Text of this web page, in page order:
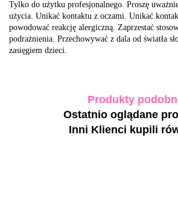
Tylko do użytku profesjonalnego. Proszę
użycia. Unikać kontaktu z oczami. Unikać
powodować reakcję alergiczną. Zaprzestać
podrażnienia. Przechowywać z dala od światła
zasięgiem dzieci.
Produkty
Ostatnio oglądane
Inni Klienci kupili